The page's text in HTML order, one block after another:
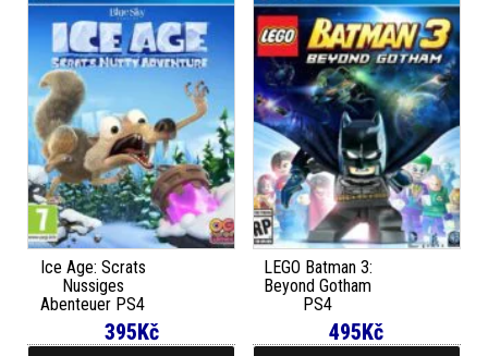
Ice Age: Scrats
Nussiges
Abenteuer PS4
395Kč
LEGO Batman 3:
Beyond Gotham
PS4
495Kč